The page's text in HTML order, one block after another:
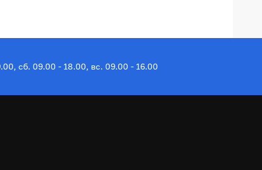
сб. 09.00 - 18.00, вс. 09.00 - 16.00